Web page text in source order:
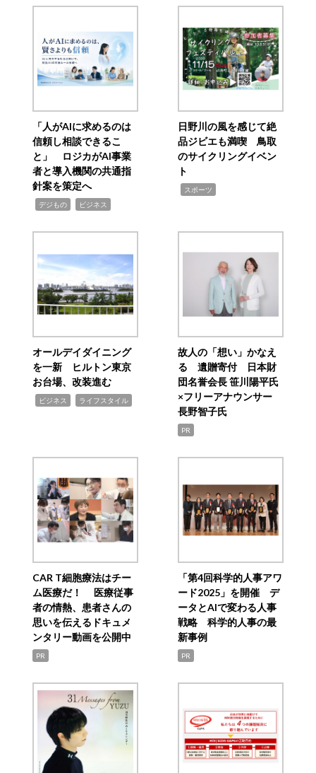
「人がAIに求めるのは
信頼し相談できるこ
と」 ロジカがAI事業
者と導入機関の共通指
針案を策定へ
デジもの ビジネス
日野川の風を感じて絶
品ジビエも満喫 鳥取
のサイクリングイベン
ト
スポーツ
オールデイダイニング
を一新 ヒルトン東京
お台場、改装進む
ビジネス ライフスタイル
故人の「想い」かなえ
る 遺贈寄付 日本財
団名誉会長 笹川陽平氏
×フリーアナウンサー
長野智子氏
PR
CAR T細胞療法はチー
ム医療だ！ 医療従事
者の情熱、患者さんの
思いを伝えるドキュメ
ンタリー動画を公開中
PR
「第4回科学的人事アワ
ード2025」を開催 デ
ータとAIで変わる人事
戦略 科学的人事の最
新事例
PR